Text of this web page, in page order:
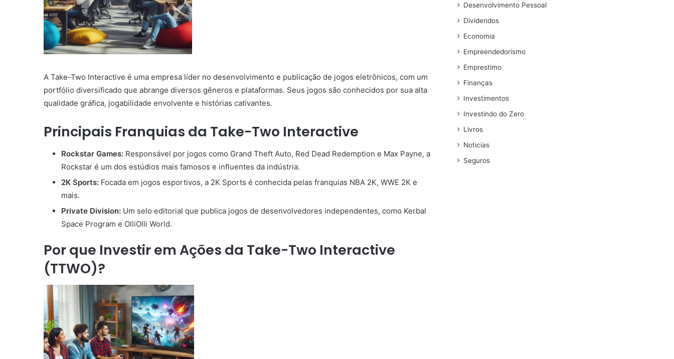
A Take-Two Interactive é uma empresa líder no desenvolvimento e publicação de jogos eletrônicos, com um
portfólio diversificado que abrange diversos gêneros e plataformas. Seus jogos são conhecidos por sua alta
qualidade gráfica, jogabilidade envolvente e histórias cativantes.
Principais Franquias da Take-Two Interactive
Rockstar Games: Responsável por jogos como Grand Theft Auto, Red Dead Redemption e Max Payne, a
Rockstar é um dos estúdios mais famosos e influentes da indústria.
2K Sports: Focada em jogos esportivos, a 2K Sports é conhecida pelas franquias NBA 2K, WWE 2K e
mais.
Private Division: Um selo editorial que publica jogos de desenvolvedores independentes, como Kerbal
Space Program e OlliOlli World.
Por que Investir em Ações da Take-Two Interactive
(TTWO)?
Desenvolvimento Pessoal
Dividendos
Economia
Empreendedorismo
Emprestimo
Finanças
Investimentos
Investindo do Zero
Livros
Noticias
Seguros